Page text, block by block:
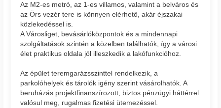
Az M2-es metró, az 1-es villamos, valamint a belváros és
az Örs vezér tere is könnyen elérhető, akár éjszakai
közlekedéssel is.
A Városliget, bevásárlóközpontok és a mindennapi
szolgáltatások szintén a közelben találhatók, így a városi
élet praktikus oldala jól illeszkedik a lakófunkcióhoz.
Az épület teremgarázsszinttel rendelkezik, a
parkolóhelyek és tárolók igény szerint vásárolhatók. A
beruházás projektfinanszírozott, biztos pénzügyi háttérrel
valósul meg, rugalmas fizetési ütemezéssel.